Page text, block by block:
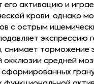
его активацию и
крови, однако
с острым
торможение
окклюзии средней
сформированных